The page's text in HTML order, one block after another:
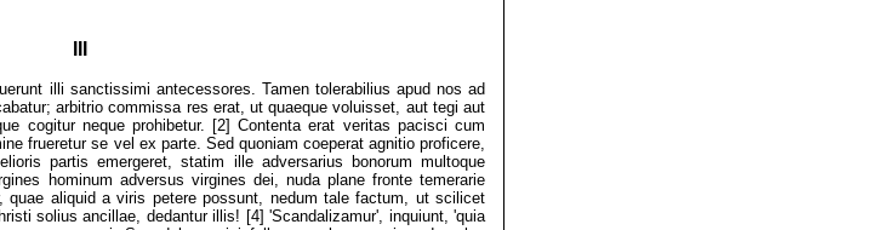
illi sanctissimi antecessores. Tamen tolerabilius apud nos ad
arbitrio commissa res erat, ut quaeque voluisset, aut tegi aut
cogitur neque prohibetur. [2] Contenta erat veritas pacisci cum
frueretur se vel ex parte. Sed quoniam coeperat agnitio proficere,
partis emergeret, statim ille adversarius bonorum multoque
hominum adversus virgines dei, nuda plane fronte temerarie
quae aliquid a viris petere possunt, nedum tale factum, ut scilicet
solius ancillae, dedantur illis! [4] 'Scandalizamur', inquiunt, 'quia